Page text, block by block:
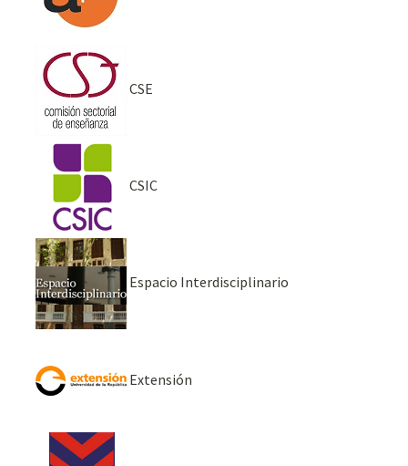
CSE
CSIC
Espacio Interdisciplinario
Extensión